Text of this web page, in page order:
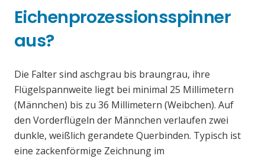
Eichenprozessionsspinner
aus?
Die Falter sind aschgrau bis braungrau, ihre
Flügelspannweite liegt bei minimal 25 Millimetern
(Männchen) bis zu 36 Millimetern (Weibchen). Auf
den Vorderflügeln der Männchen verlaufen zwei
dunkle, weißlich gerandete Querbinden. Typisch ist
eine zackenförmige Zeichnung im